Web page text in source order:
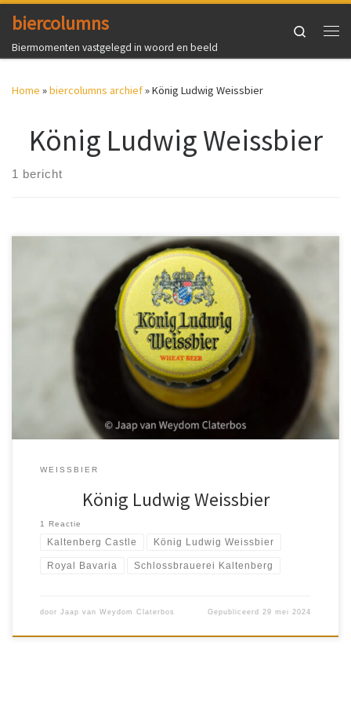
Ga naar inhoud
biercolumns
Biermomenten vastgelegd in woord en beeld
Search
Home »biercolumns archief»König Ludwig Weissbier
König Ludwig Weissbier
1 bericht
De kampung vraagt om bier met niet al te veel smaak en hoog
alcohol volume. Dan is König Ludwig Weissbier het ideale bier.
Slechts 4,8% acl. vol. en licht frutig […]
WEISSBIER
König Ludwig Weissbier
1 Reactie
Kaltenberg Castle König Ludwig Weissbier
Royal Bavaria Schlossbrauerei Kaltenberg
door Jaap van Weydom Claterbos Gepubliceerd 29 mei 2024